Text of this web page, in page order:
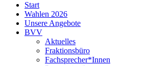
Start
Wahlen 2026
Unsere Angebote
BVV
Aktuelles
Fraktionsbüro
Fachsprecher*Innen